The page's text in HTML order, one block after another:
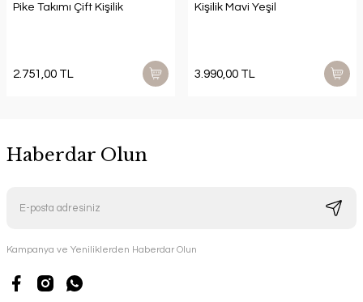
Pike Takımı Çift Kişilik
2.751,00 TL
Kişilik Mavi Yeşil
3.990,00 TL
Haberdar Olun
Kampanya ve Yeniliklerden Haberdar Olun